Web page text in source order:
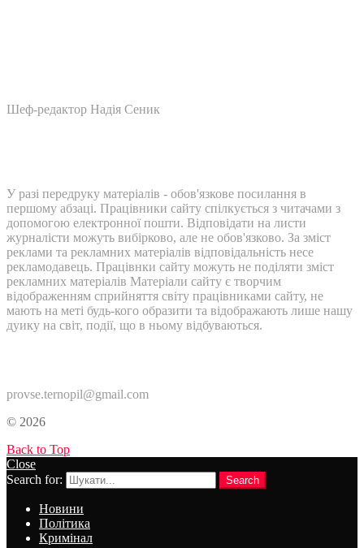
Шеф-редактор Надія Сеник
У разі передруку матеріалів - обов'язкове посилання в
першому абзаці. Працівники сайту спілкується з читачами з
допомогою електронної пошти. Відповідати на листи
журналісти можуть вибірково, але не обов'язково. За зміст
реклами та рекламних матеріалів відповідальність несе
рекламодавець. Працівнки сайту можуть не поділяти зміст
рекламних матеріалів Матеріали сайту є творчим
відображенням сприйняття світу працівниками сайту, не
мають на меті будь-кого образити та відображають лише нашу
дуику на світ, події, що в ньому відбуваються.
provse.ternopil@gmail.com
© 2026
Back to Top
Close
Search for:
Search
Новини
Політика
Кримінал